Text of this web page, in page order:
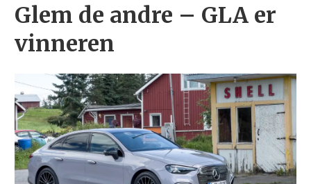
Glem de andre – GLA er
vinneren